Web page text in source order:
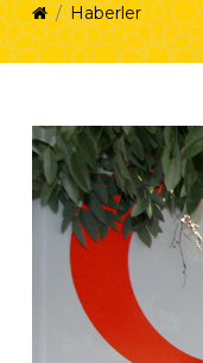
Haberler